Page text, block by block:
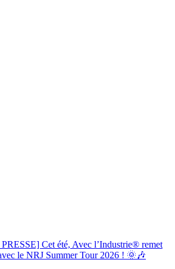
Cet été, Avec l’Industrie® remet
le NRJ Summer Tour 2026 ! 🌞🎶